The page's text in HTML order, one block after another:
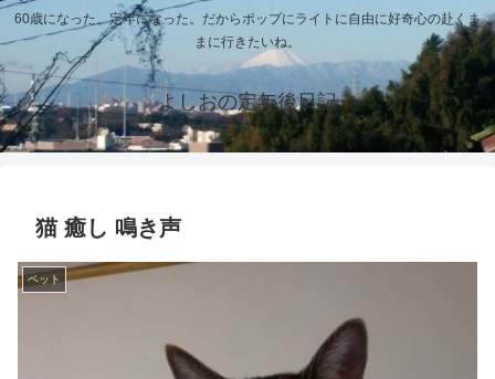
60歳になった、定年になった。だからポップにライトに自由に好奇心の赴くま
まに行きたいね。
よしおの定年後日記
猫 癒し 鳴き声
ペット